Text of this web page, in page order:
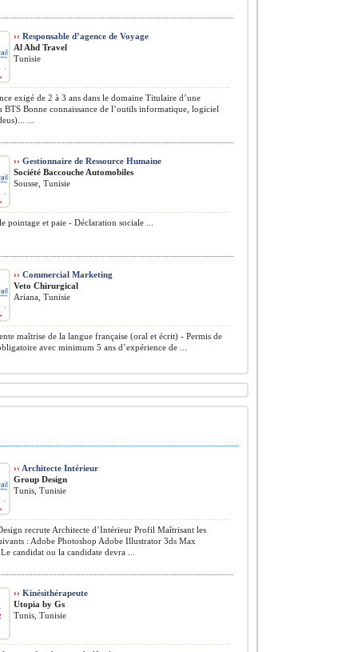
›› Responsable d’agence de Voyage
Al Ahd Travel
Tunisie
exigé de 2 à 3 ans dans le domaine Titulaire d’une
BTS Bonne connaissance de l’outils informatique, logiciel
...
›› Gestionnaire de Ressource Humaine
Société Baccouche Automobiles
Sousse, Tunisie
pointage et paie - Déclaration sociale ...
›› Commercial Marketing
Veto Chirurgical
Ariana, Tunisie
maîtrise de la langue française (oral et écrit) - Permis de
avec minimum 5 ans d’expérience de ...
›› Architecte Intérieur
Group Design
Tunis, Tunisie
recrute Architecte d’Intérieur Profil Maîtrisant les
: Adobe Photoshop Adobe Illustrator 3ds Max
candidat ou la candidate devra ...
›› Kinésithérapeute
Utopia by Gs
Tunis, Tunisie